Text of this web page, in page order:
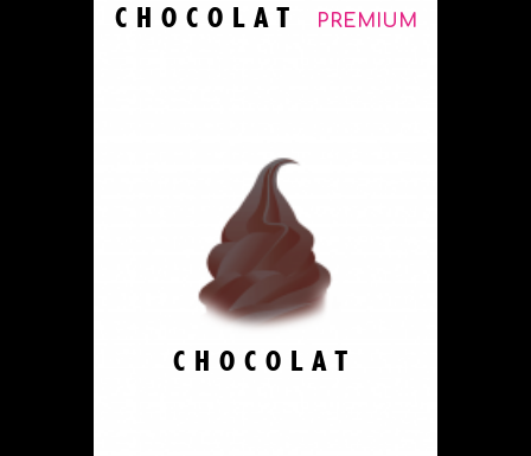
CHOCOLAT PREMIUM
CHOCOLAT